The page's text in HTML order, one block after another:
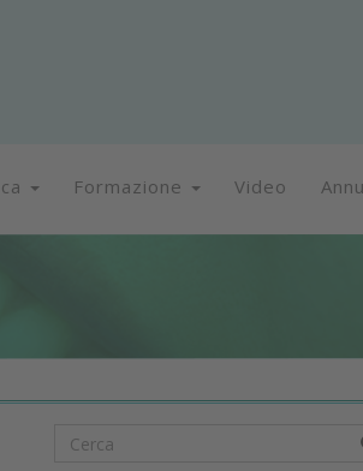
Formazione Video